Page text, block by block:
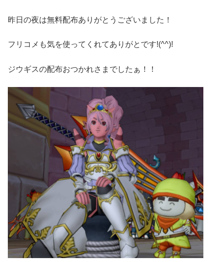
昨日の夜は無料配布ありがとうございました！
フリコメも気を使ってくれてありがとです!(^^)!
ジウギスの配布おつかれさまでしたぁ！！